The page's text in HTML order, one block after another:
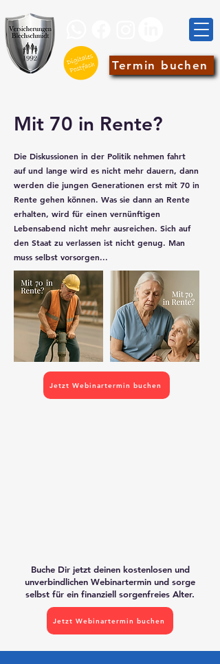
Termin buchen
Mit 70 in Rente?
Die Diskussionen in der Politik nehmen fahrt
auf und lange wird es nicht mehr dauern, dann
werden die jungen Generationen erst mit 70 in
Rente gehen können. Was sie dann an Rente
erhalten, wird für einen vernünftigen
Lebensabend nicht mehr ausreichen. Sich auf
den Staat zu verlassen ist nicht genug. Man
muss selbst vorsorgen...
Jetzt Webinartermin buchen
Buche Dir jetzt deinen kostenlosen und
unverbindlichen Webinartermin und sorge
selbst für ein finanziell sorgenfreies Alter.
Jetzt Webinartermin buchen